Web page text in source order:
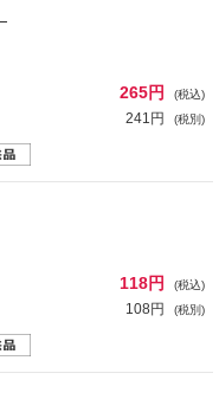
265円 (税込)
241円 (税別)
118円 (税込)
108円 (税別)